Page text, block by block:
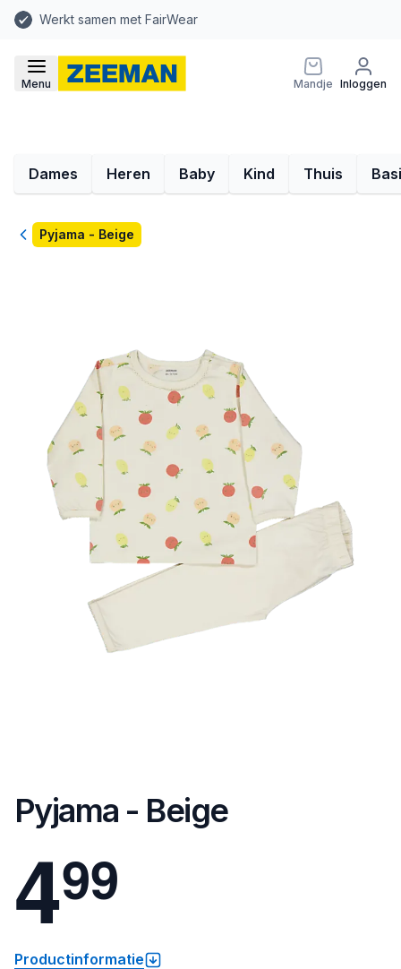
Werkt samen met FairWear
Menu Mandje Inloggen
Dames Heren Baby Kind Thuis
TerugPyjama - Beige
Pyjama - Beige
499
Productinformatie